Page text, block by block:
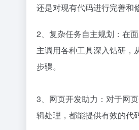
还是对现有代码进行完善和
2、复杂任务自主规划：在
主调用各种工具深入钻研，
步骤。
3、网页开发助力：对于网
辑处理，都能提供有效的代